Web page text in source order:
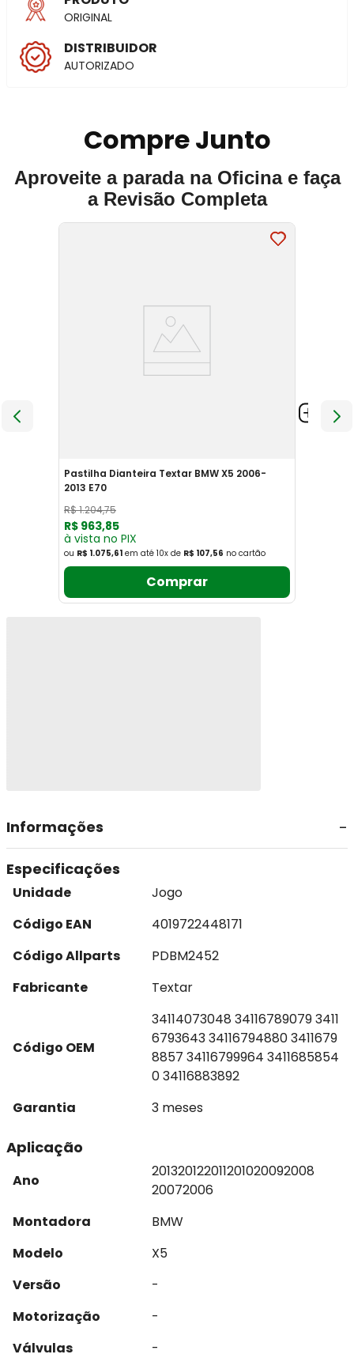
ORIGINAL
DISTRIBUIDOR
AUTORIZADO
Compre Junto
Aproveite a parada na Oficina e faça
a Revisão Completa
Pastilha Dianteira Textar BMW X5 2006-
2013 E70
R$1.204,75
R$ 963,85
à vista no PIX
ou R$ 1.075,61 em até 10x de R$ 107,56 no cartão
Comprar
Informações
Especificações
Unidade
Jogo
Código EAN
4019722448171
Código Allparts
PDBM2452
Fabricante
Textar
Código OEM
34114073048 34116789079 3411
6793643 34116794880 3411679
8857 34116799964 3411685854
0 34116883892
Garantia
3 meses
Aplicação
Ano
201320122011201020092008
20072006
Montadora
BMW
Modelo
X5
Versão
-
Motorização
-
Válvulas
-